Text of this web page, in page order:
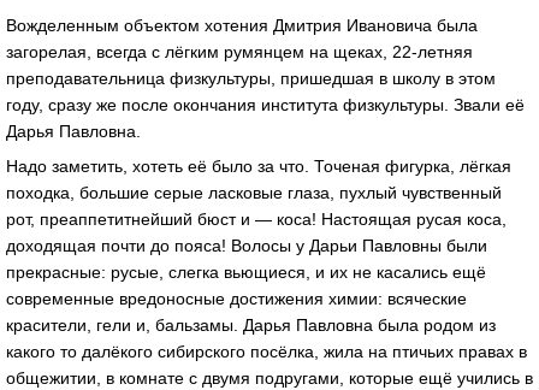
Вожделенным объектом хотения Дмитрия Ивановича была
загорелая, всегда с лёгким румянцем на щеках, 22-летняя
преподавательница физкультуры, пришедшая в школу в этом
году, сразу же после окончания института физкультуры. Звали её
Дарья Павловна.
Надо заметить, хотеть её было за что. Точеная фигурка, лёгкая
походка, большие серые ласковые глаза, пухлый чувственный
рот, преаппетитнейший бюст и — коса! Настоящая русая коса,
доходящая почти до пояса! Волосы у Дарьи Павловны были
прекрасные: русые, слегка вьющиеся, и их не касались ещё
современные вредоносные достижения химии: всяческие
красители, гели и, бальзамы. Дарья Павловна была родом из
какого то далёкого сибирского посёлка, жила на птичьих правах в
общежитии, в комнате с двумя подругами, которые ещё учились в